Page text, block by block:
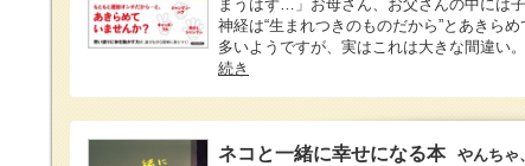
まうはず…」お母さん、お父さんの中には
神経は“生まれつきのものだから”とあきらめ
多いようですが、実はこれは大きな間違い
続き
ネコと一緒に幸せになる本
やんちゃ